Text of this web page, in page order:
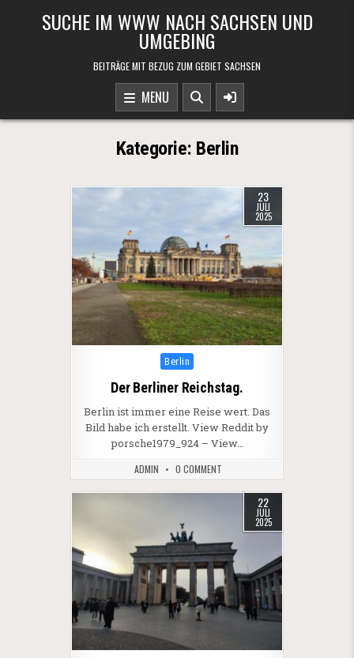
SUCHE IM WWW NACH SACHSEN UND
UMGEBING
BEITRÄGE MIT BEZUG ZUM GEBIET SACHSEN
MENU
Kategorie: Berlin
23
JULI
2025
Posted in
Berlin
Der Berliner Reichstag.
Berlin ist immer eine Reise wert. Das
Bild habe ich erstellt. View Reddit by
porsche1979_924 – View…
ADMIN 0 COMMENT
22
JULI
2025